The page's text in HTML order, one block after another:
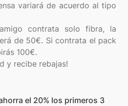
variará de acuerdo al tipo
contrata solo fibra, la
de 50€. Si contrata el pack
100€.
el 20% los primeros 3